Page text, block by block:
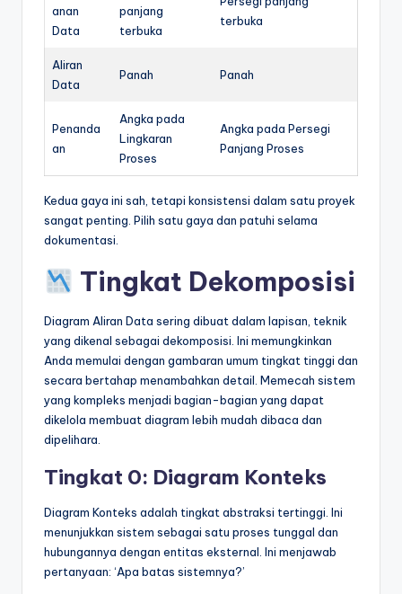
anan
Data
panjang
terbuka
terbuka
Aliran
Data
Panah Panah
Penanda
an
Angka pada
Lingkaran
Proses
Angka pada Persegi
Panjang Proses
Kedua gaya ini sah, tetapi konsistensi dalam satu proyek
sangat penting. Pilih satu gaya dan patuhi selama
dokumentasi.
Tingkat Dekomposisi
Diagram Aliran Data sering dibuat dalam lapisan, teknik
yang dikenal sebagai dekomposisi. Ini memungkinkan
Anda memulai dengan gambaran umum tingkat tinggi dan
secara bertahap menambahkan detail. Memecah sistem
yang kompleks menjadi bagian-bagian yang dapat
dikelola membuat diagram lebih mudah dibaca dan
dipelihara.
Tingkat 0: Diagram Konteks
Diagram Konteks adalah tingkat abstraksi tertinggi. Ini
menunjukkan sistem sebagai satu proses tunggal dan
hubungannya dengan entitas eksternal. Ini menjawab
pertanyaan: ‘Apa batas sistemnya?’